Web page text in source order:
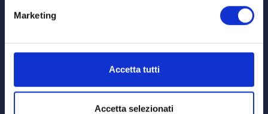
Marketing
Accetta tutti
Accetta selezionati
Marano di Valpolicella (VR) Italy
P.IVA 01289140236